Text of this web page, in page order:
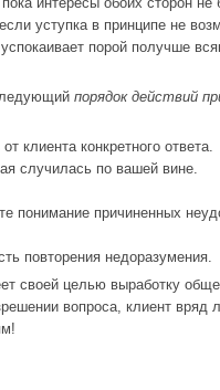
уступка в принципе не
порой получше
порядок действий
клиента конкретного ответа.
случилась по вашей вине.
понимание причиненных
повторения недоразумения.
своей целью выработку
вопроса, клиент вряд